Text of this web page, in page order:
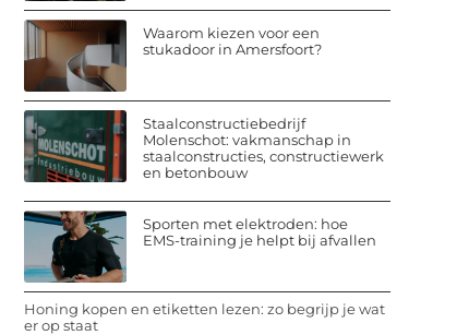
Waarom kiezen voor een
stukadoor in Amersfoort?
Staalconstructiebedrijf
Molenschot: vakmanschap in
staalconstructies, constructiewerk
en betonbouw
Sporten met elektroden: hoe
EMS-training je helpt bij afvallen
Honing kopen en etiketten lezen: zo begrijp je wat
er op staat